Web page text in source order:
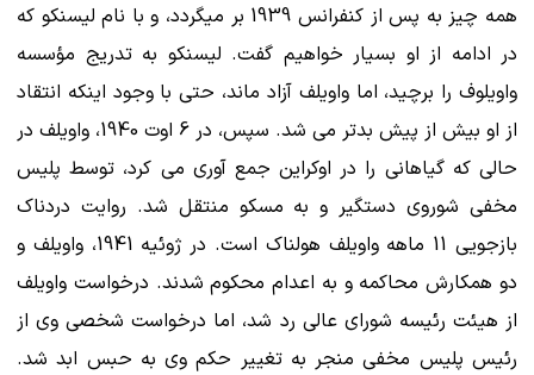
همه چیز به پس از کنفرانس 1939 بر میگردد، و با نام لیسنکو که
در ادامه از او بسیار خواهیم گفت. لیسنکو به تدریج مؤسسه
واویلوف را برچید، اما واویلف آزاد ماند، حتی با وجود اینکه انتقاد
از او بیش از پیش بدتر می شد. سپس، در 6 اوت 1940، واویلف در
حالی که گیاهانی را در اوکراین جمع آوری می کرد، توسط پلیس
مخفی شوروی دستگیر و به مسکو منتقل شد. روایت دردناک
بازجویی 11 ماهه واویلف هولناک است. در ژوئیه 1941، واویلف و
دو همکارش محاکمه و به اعدام محکوم شدند. درخواست واویلف
از هیئت رئیسه شورای عالی رد شد، اما درخواست شخصی وی از
رئیس پلیس مخفی منجر به تغییر حکم وی به حبس ابد شد.